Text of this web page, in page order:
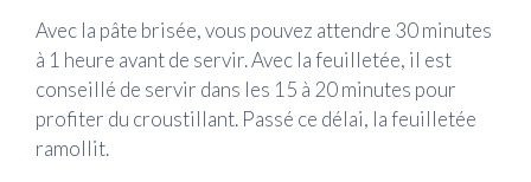
Avec la pâte brisée, vous pouvez attendre 30 minutes
à 1 heure avant de servir. Avec la feuilletée, il est
conseillé de servir dans les 15 à 20 minutes pour
profiter du croustillant. Passé ce délai, la feuilletée
ramollit.